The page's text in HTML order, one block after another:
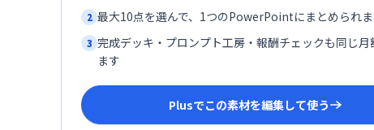
2 最大10点を選んで、1つのPowerPointにまとめられ
3 完成デッキ・プロンプト工房・報酬チェックも同じ月
ます
Plusでこの素材を編集して使う